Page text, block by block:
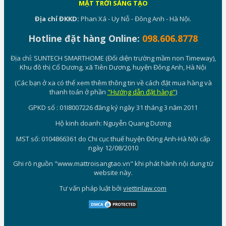
MẶT TRỜI SÁNG TẠO
Địa chỉ ĐKKD: Phan Xá - Uy Nỗ - Đông Anh - Hà Nội.
Hotline đặt hàng Online: 098.606.8778
Địa chỉ: SUNTECH SMARTHOME (Đối diện trường mầm non Timeway),
Khu đô thị Cổ Dương, xã Tiên Dương, huyện Đông Anh, Hà Nội
(Các bạn ở xa có thể xem thêm thông tin về cách đặt mua hàng và
thanh toán ở phần "Hướng dẫn đặt hàng")
GPKD số : 01I8007226 đăng ký ngày 31 tháng 3 năm 2011
Hộ kinh doanh: Nguyễn Quang Dương
MST số: 0104866361 do Chi cục thuế huyện Đông Anh-Hà Nội cấp
ngày 12/08/2010
Ghi rõ nguồn "www.mattroisangtao.vn" khi phát hành nội dung từ
website này.
Tư vấn pháp luật bởi viettinlaw.com